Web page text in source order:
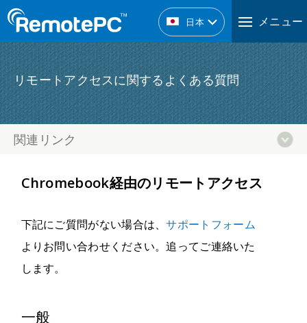
日本 メニュー
リモートアクセスに関するよくある質問
関連リンク
Chromebook経由のリモートアクセス
下記にご質問がない場合は、サポートフォーム
よりお問い合わせください。追ってご連絡いた
します。
一般